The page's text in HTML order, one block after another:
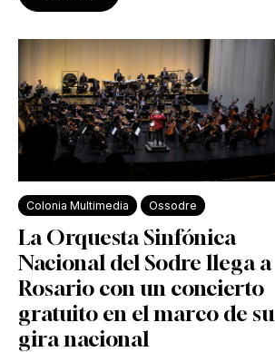
Colonia Multimedia Ossodre
La Orquesta Sinfónica
Nacional del Sodre llega a
Rosario con un concierto
gratuito en el marco de su
gira nacional